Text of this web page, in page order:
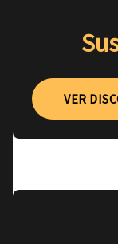
VER